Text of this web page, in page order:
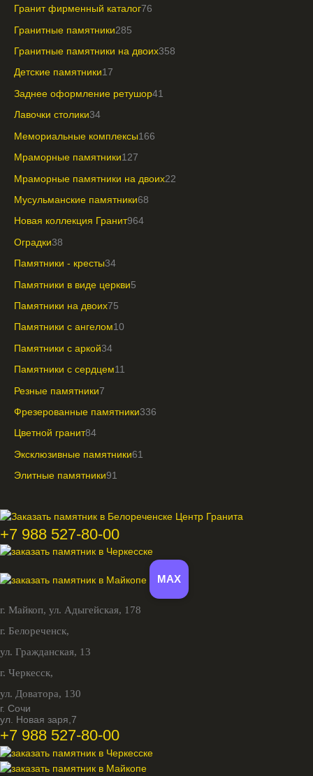
Гранит фирменный каталог76
Гранитные памятники285
Гранитные памятники на двоих358
Детские памятники17
Заднее оформление ретушор41
Лавочки столики34
Мемориальные комплексы166
Мраморные памятники127
Мраморные памятники на двоих22
Мусульманские памятники68
Новая коллекция Гранит964
Оградки38
Памятники - кресты34
Памятники в виде церкви5
Памятники на двоих75
Памятники с ангелом10
Памятники с аркой34
Памятники с сердцем11
Резные памятники7
Фрезерованные памятники336
Цветной гранит84
Эксклюзивные памятники61
Элитные памятники91
+7 988 527-80-00
MAX
г. Майкоп, ул. Адыгейская, 178
г. Белореченск,
ул. Гражданская, 13
г. Черкесск,
ул. Доватора, 130
г. Сочи
ул. Новая заря,7
+7 988 527-80-00